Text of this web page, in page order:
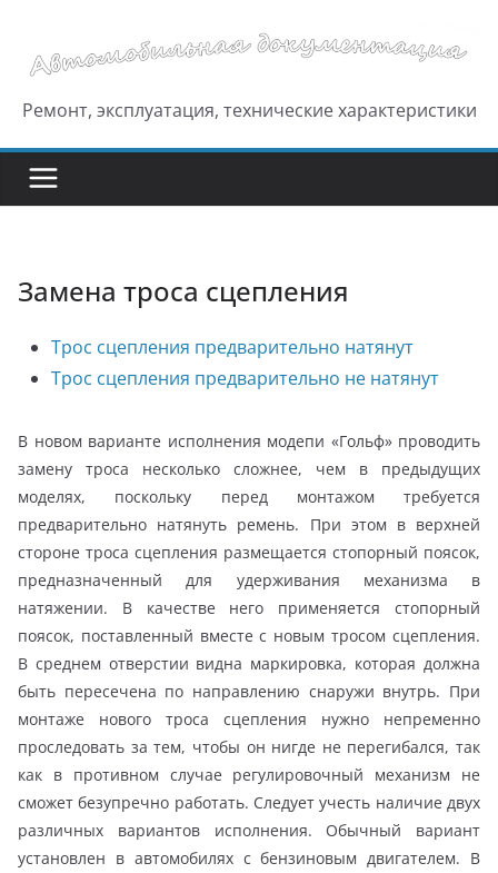
содержимому
Ремонт, эксплуатация, технические характеристики
Замена троса сцепления
Трос сцепления предварительно натянут
Трос сцепления предварительно не натянут
В новом варианте исполнения модепи «Гольф» проводить
замену троса несколько сложнее, чем в предыдущих
моделях, поскольку перед монтажом требуется
предварительно натянуть ремень. При этом в верхней
стороне троса сцепления размещается стопорный поясок,
предназначенный для удерживания механизма в
натяжении. В качестве него применяется стопорный
поясок, поставленный вместе с новым тросом сцепления.
В среднем отверстии видна маркировка, которая должна
быть пересечена по направлению снаружи внутрь. При
монтаже нового троса сцепления нужно непременно
проследовать за тем, чтобы он нигде не перегибался, так
как в противном случае регулировочный механизм не
сможет безупречно работать. Следует учесть наличие двух
различных вариантов исполнения. Обычный вариант
установлен в автомобилях с бензиновым двигателем. В